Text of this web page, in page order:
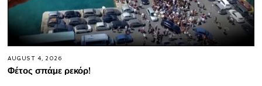
AUGUST 4, 2026
Φέτος σπάμε ρεκόρ!